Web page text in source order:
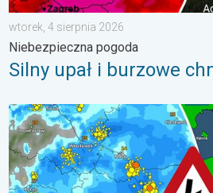
wtorek, 4 sierpnia 2026
Niebezpieczna pogoda
Silny upał i burzowe
Gwałtowne burze na zwieńczenie